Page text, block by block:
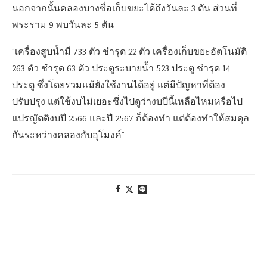
นอกจากนั้นคลองบางซื่อเก็บขยะได้ถึงวันละ 3 ตัน ส่วนที่
พระราม 9 พบวันละ 5 ตัน
“เครื่องสูบน้ำมี 733 ตัว ชำรุด 22 ตัว เครื่องเก็บขยะอัตโนมัติ
263 ตัว ชำรุด 63 ตัว ประตูระบายน้ำ 523 ประตู ชำรุด 14
ประตู ซึ่งโดยรวมแม้ยังใช้งานได้อยู่ แต่มีปัญหาที่ต้อง
ปรับปรุง แต่ใช้งบไม่เยอะซึ่งไปดูว่างบปีนี้เหลือไหมหรือไป
แปรญัตติงบปี 2566 และปี 2567 ก็ต้องทำ แต่ต้องทำให้สมดุล
กันระหว่างคลองกับอุโมงค์”